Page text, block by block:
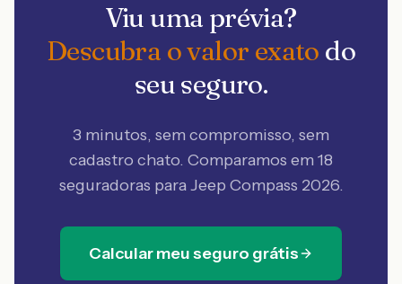
Viu uma prévia?
Descubra o valor exato do
seu seguro.
3 minutos, sem compromisso, sem
cadastro chato. Comparamos em 18
seguradoras para Jeep Compass 2026.
Calcular meu seguro grátis